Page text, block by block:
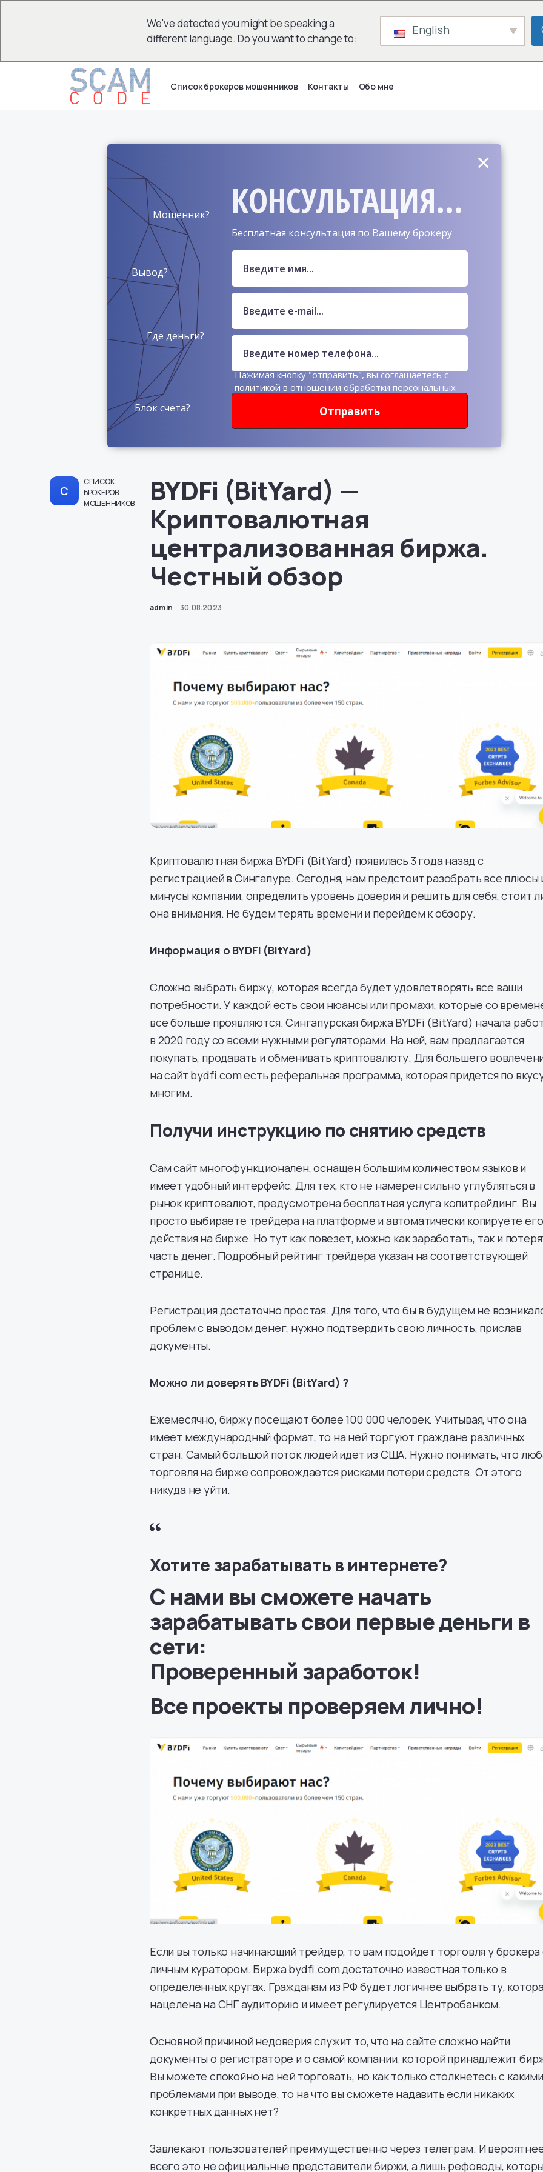
We've detected you might be speaking a
different language. Do you want to change to:
English
Список брокеров мошенников Контакты Обо мне
КОНСУЛЬТАЦИЯ...
Бесплатная консультация по Вашему брокеру
Мошенник?
Вывод?
Где деньги?
Блок счета? Отправить
×
Нажимая кнопку "отправить", вы соглашаетесь с
политикой в отношении обработки персональных
С
СПИСОК
БРОКЕРОВ
МОШЕННИКОВ
BYDFi (BitYard) —
Криптовалютная
централизованная биржа.
Честный обзор
admin 30.08.2023
Криптовалютная биржа BYDFi (BitYard) появилась 3 года назад с
регистрацией в Сингапуре. Сегодня, нам предстоит разобрать все плюсы
минусы компании, определить уровень доверия и решить для себя, стоит
она внимания. Не будем терять времени и перейдем к обзору.
Информация о BYDFi (BitYard)
Сложно выбрать биржу, которая всегда будет удовлетворять все ваши
потребности. У каждой есть свои нюансы или промахи, которые со
все больше проявляются. Сингапурская биржа BYDFi (BitYard) начала
в 2020 году со всеми нужными регуляторами. На ней, вам предлагается
покупать, продавать и обменивать криптовалюту. Для большего
на сайт bydfi.com есть реферальная программа, которая придется по
многим.
Получи инструкцию по снятию средств
Сам сайт многофункционален, оснащен большим количеством языков и
имеет удобный интерфейс. Для тех, кто не намерен сильно углубляться в
рынок криптовалют, предусмотрена бесплатная услуга копитрейдинг. Вы
просто выбираете трейдера на платформе и автоматически копируете его
действия на бирже. Но тут как повезет, можно как заработать, так и
часть денег. Подробный рейтинг трейдера указан на соответствующей
странице.
Регистрация достаточно простая. Для того, что бы в будущем не
проблем с выводом денег, нужно подтвердить свою личность, прислав
документы.
Можно ли доверять BYDFi (BitYard) ?
Ежемесячно, биржу посещают более 100 000 человек. Учитывая, что она
имеет международный формат, то на ней торгуют граждане различных
стран. Самый большой поток людей идет из США. Нужно понимать, что
торговля на бирже сопровождается рисками потери средств. От этого
никуда не уйти.
Хотите зарабатывать в интернете?
С нами вы сможете начать
зарабатывать свои первые деньги в
сети:
Проверенный заработок!
Все проекты проверяем лично!
Если вы только начинающий трейдер, то вам подойдет торговля у брокера
личным куратором. Биржа bydfi.com достаточно известная только в
определенных кругах. Гражданам из РФ будет логичнее выбрать ту,
нацелена на СНГ аудиторию и имеет регулируется Центробанком.
Основной причиной недоверия служит то, что на сайте сложно найти
документы о регистраторе и о самой компании, которой принадлежит
Вы можете спокойно на ней торговать, но как только столкнетесь с
проблемами при выводе, то на что вы сможете надавить если никаких
конкретных данных нет?
Завлекают пользователей преимущественно через телеграм. И
всего это не официальные представители биржи, а лишь рефоводы,